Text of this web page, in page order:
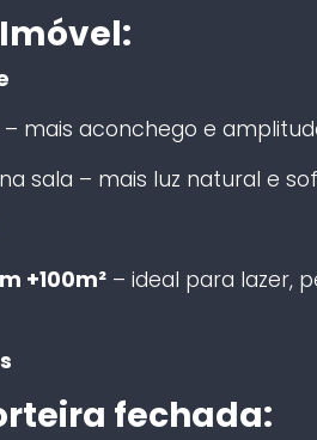
– mais aconchego e
na sala – mais luz natural e
+100m²– ideal para lazer,
fechada: